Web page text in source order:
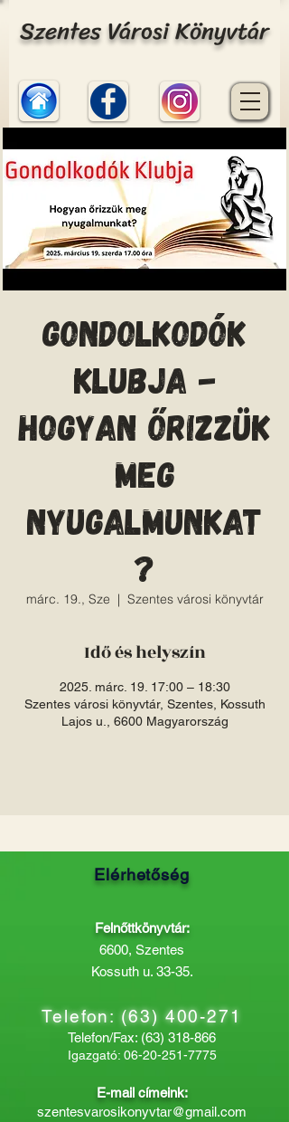
Szentes Városi Könyvtár
Gondolkodók
Klubja -
Hogyan őrizzük
meg
nyugalmunkat
?
márc. 19., Sze
  |
Szentes városi könyvtár
Idő és helyszín
2025. márc. 19. 17:00 – 18:30
Szentes városi könyvtár, Szentes, Kossuth
Lajos u., 6600 Magyarország
Elérhetőség
Felnőttkönyvtár:
6600, Szentes
Kossuth u. 33-35.
Telefon:(63) 400-271
Telefon/Fax: (63) 318-866
Igazgató: 06-20-251-7775
E-mail címeink:
szentesvarosikonyvtar@gmail.com